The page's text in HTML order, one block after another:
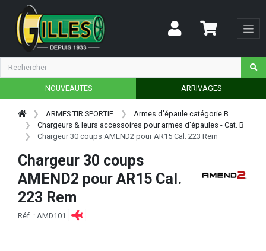
NOUVEAUTES ARRIVAGES
ARMES TIR SPORTIF
Armes d'épaule catégorie B
Chargeurs & leurs accessoires pour armes d'épaules - Cat. B
Chargeur 30 coups AMEND2 pour AR15 Cal. 223 Rem
Chargeur 30 coups
AMEND2 pour AR15 Cal.
223 Rem
Réf. : AMD101